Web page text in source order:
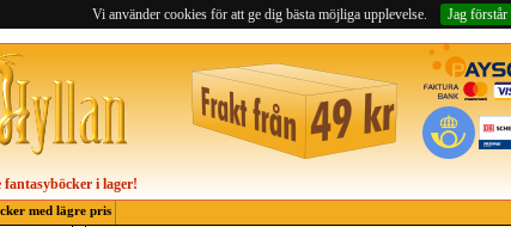
Vi använder cookies för att ge dig bästa möjliga upplevelse. Jag förstår
fantasyböcker i lager!
med lägre pris